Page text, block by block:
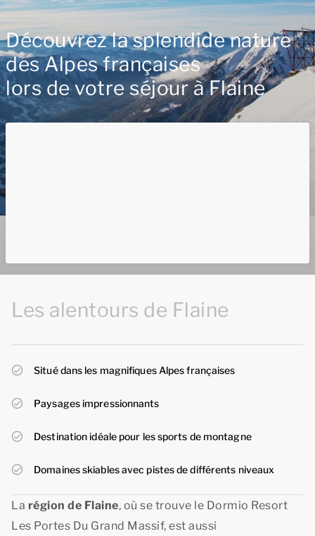
Découvrez la splendide nature
des Alpes françaises
lors de votre séjour à Flaine
Les alentours de Flaine
Situé dans les magnifiques Alpes françaises
Paysages impressionnants
Destination idéale pour les sports de montagne
Domaines skiables avec pistes de différents niveaux
La région de Flaine, où se trouve le Dormio Resort
Les Portes Du Grand Massif, est aussi